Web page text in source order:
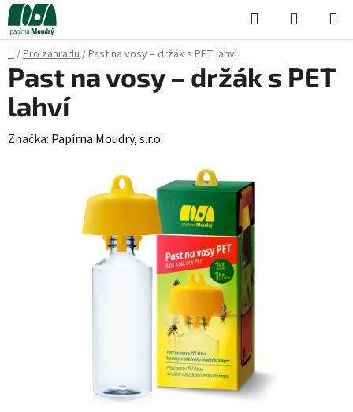
Přejít
na
obsah
Hledat
KOŠÍK
Domů
/Pro zahradu/Past na vosy – držák s PET lahví
Past na vosy – držák s PET
lahví
Značka: Papírna Moudrý, s.r.o.